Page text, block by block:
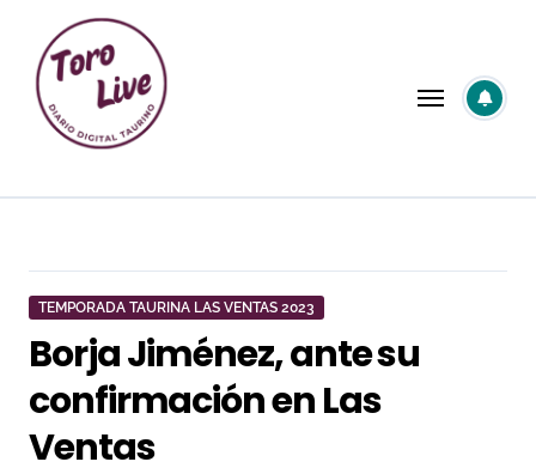
contenido
TEMPORADA TAURINA LAS VENTAS 2023
Borja Jiménez, ante su
confirmación en Las
Ventas